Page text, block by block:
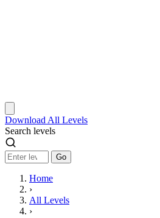
Download All Levels
Search levels
Go
Home
›
All Levels
›